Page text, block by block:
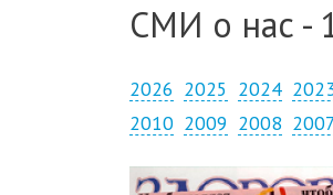
СМИ о нас -
2026 2025 2024
2010 2009 2008 2007